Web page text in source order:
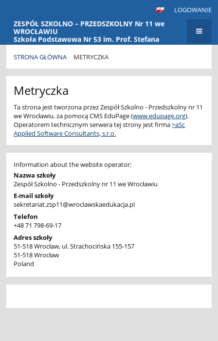
LOGOWANIE
ZESPÓŁ SZKOLNO – PRZEDSZKOLNY Nr 11 we
WROCŁAWIU
Szkoła Podstawowa Nr 53 im. Prof. Stefana
Banacha Przedszkole Nr 115
STRONA GŁÓWNA METRYCZKA
Metryczka
Metryczka
Ta strona jest tworzona przez Zespół Szkolno - Przedszkolny nr 11
we Wrocławiu, za pomocą CMS EduPage (www.edupage.org).
Operatorem technicznym serwera tej strony jest firma>aSc
Applied Software Consultants, s.r.o.
Information about the website operator:
Nazwa szkoły
Zespół Szkolno - Przedszkolny nr 11 we Wrocławiu
E-mail szkoły
sekretariat.zsp11@wroclawskaedukacja.pl
Telefon
+48 71 798-69-17
Adres szkoły
51-518 Wrocław, ul. Strachocińska 155-157
51-518 Wrocław
Poland